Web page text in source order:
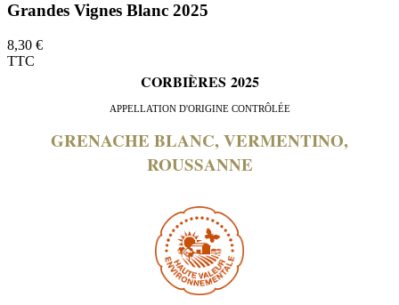
Grandes Vignes Blanc 2025
8,30 €
TTC
CORBIÈRES 2025
APPELLATION D'ORIGINE CONTRÔLÉE
GRENACHE BLANC, VERMENTINO,
ROUSSANNE